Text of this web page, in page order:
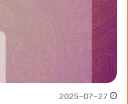
2025-07-27